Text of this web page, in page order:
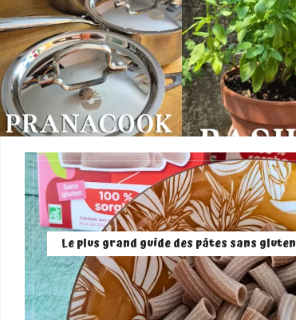
Le plus grand guide des pâtes sans gluten